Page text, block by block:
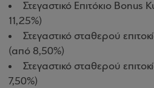
Στεγαστικό Επιτόκιο Bonus
11,25%)
Στεγαστικό σταθερού
(από 8,50%)
Στεγαστικό σταθερού
7,50%)